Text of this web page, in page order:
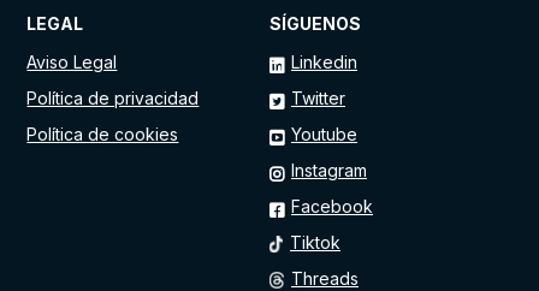
SÍGUENOS
Linkedin
Twitter
Youtube
Instagram
Facebook
Tiktok
Threads
LEGAL
Aviso Legal
Política de privacidad
Política de cookies